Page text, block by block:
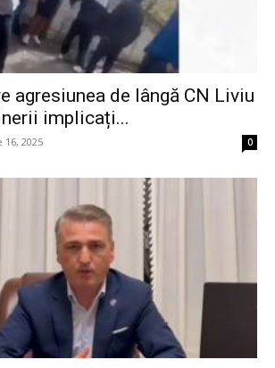
agresiunea de lângă CN Liviu
implicați...
16, 2025 0